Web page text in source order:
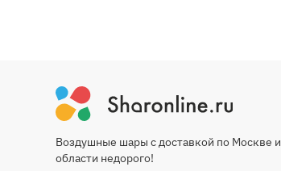
Воздушные шары с доставкой по Москве и
области недорого!